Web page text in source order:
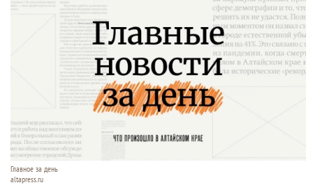
Главное за день
altapress.ru